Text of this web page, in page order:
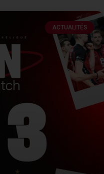
ACTUALITÉS